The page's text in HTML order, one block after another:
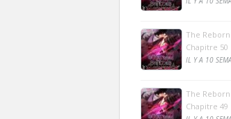
The
Chapitre 50
IL Y A 10
The
Chapitre 49